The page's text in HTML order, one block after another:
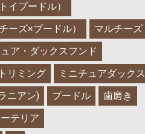
イプードル）
ーズ×プードル）
マルチーズ
ア・ダックスフンド
トリミング
ミニチュアダックス
ニアン) プードル
歯磨き
テリア